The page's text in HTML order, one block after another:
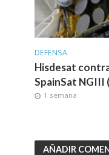
DEFENSA
Hisdesat
SpainSat NGIII
1 semana
AÑADIR